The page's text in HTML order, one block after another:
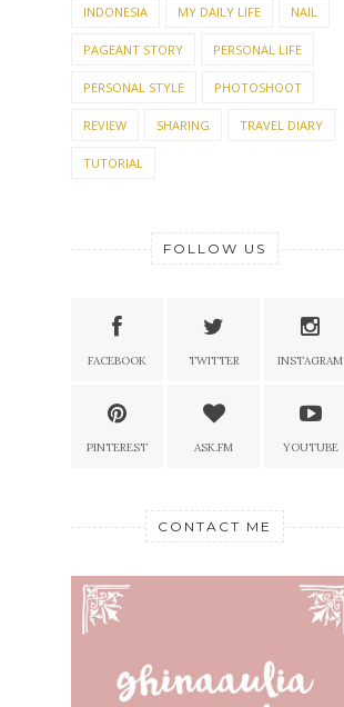
INDONESIA MY DAILY LIFE NAIL
PAGEANT STORY PERSONAL LIFE
PERSONAL STYLE PHOTOSHOOT
REVIEW SHARING TRAVEL DIARY
TUTORIAL
FOLLOW US
FACEBOOK TWITTER INSTAGRAM
PINTEREST ASK.FM YOUTUBE
CONTACT ME